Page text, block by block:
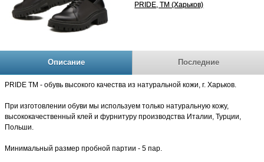
PRIDE, TM (Харьков)
Описание Последние
PRIDE TM - обувь высокого качества из натуральной кожи, г. Харьков.
При изготовлении обуви мы используем только натуральную кожу,
высококачественный клей и фурнитуру производства Италии, Турции,
Польши.
Минимальный размер пробной партии - 5 пар.